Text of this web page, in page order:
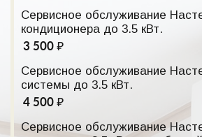
Сервисное обслуживание
кондиционера до 3.5 кВт.
3 500 ₽
Сервисное обслуживание
системы до 3.5 кВт.
4 500 ₽
Сервисное обслуживание